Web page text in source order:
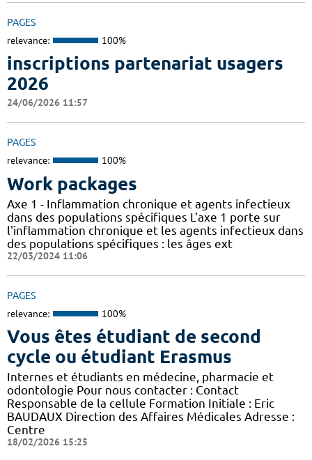
PAGES
relevance: 100%
inscriptions partenariat usagers
2026
24/06/2026 11:57
PAGES
relevance: 100%
Work packages
Axe 1 - Inflammation chronique et agents infectieux
dans des populations spécifiques L’axe 1 porte sur
l'inflammation chronique et les agents infectieux dans
des populations spécifiques : les âges ext
22/03/2024 11:06
PAGES
relevance: 100%
Vous êtes étudiant de second
cycle ou étudiant Erasmus
Internes et étudiants en médecine, pharmacie et
odontologie Pour nous contacter : Contact
Responsable de la cellule Formation Initiale : Eric
BAUDAUX Direction des Affaires Médicales Adresse :
Centre
18/02/2026 15:25